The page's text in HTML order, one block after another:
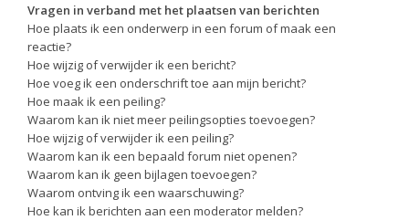
Vragen in verband met het plaatsen van berichten
Hoe plaats ik een onderwerp in een forum of maak een
reactie?
Hoe wijzig of verwijder ik een bericht?
Hoe voeg ik een onderschrift toe aan mijn bericht?
Hoe maak ik een peiling?
Waarom kan ik niet meer peilingsopties toevoegen?
Hoe wijzig of verwijder ik een peiling?
Waarom kan ik een bepaald forum niet openen?
Waarom kan ik geen bijlagen toevoegen?
Waarom ontving ik een waarschuwing?
Hoe kan ik berichten aan een moderator melden?